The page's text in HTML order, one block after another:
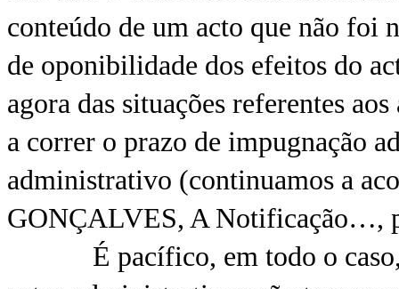
conteúdo de um acto que não foi
de oponibilidade dos efeitos do
agora das situações referentes
a correr o prazo de impugnação
administrativo (continuamos a
GONÇALVES, A Notificação…,
É pacífico, em todo o caso,